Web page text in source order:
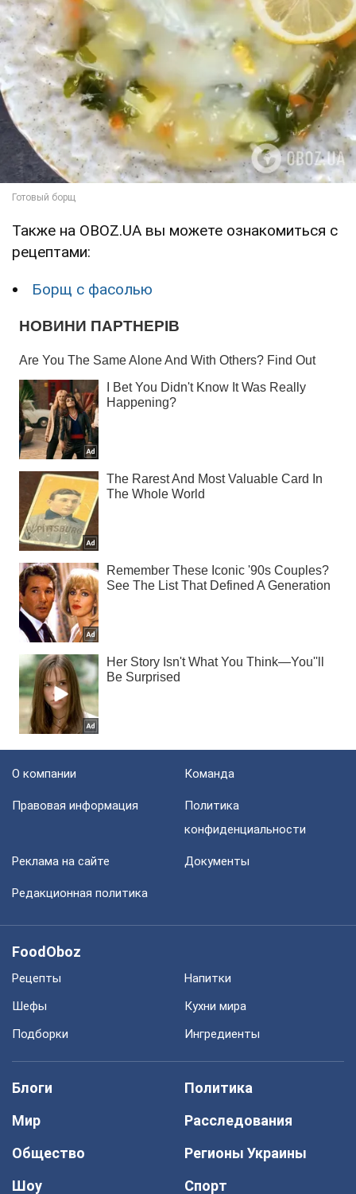
Также на OBOZ.UA вы можете ознакомиться с
рецептами:
Борщ с фасолью
О компании Команда
Правовая информация
Политика
конфиденциальности
Реклама на сайте Документы
Редакционная политика
FoodOboz
Рецепты
Напитки
Шефы
Кухни мира
Подборки
Ингредиенты
Блоги
Политика
Мир
Расследования
Общество
Регионы Украины
Шоу
Спорт